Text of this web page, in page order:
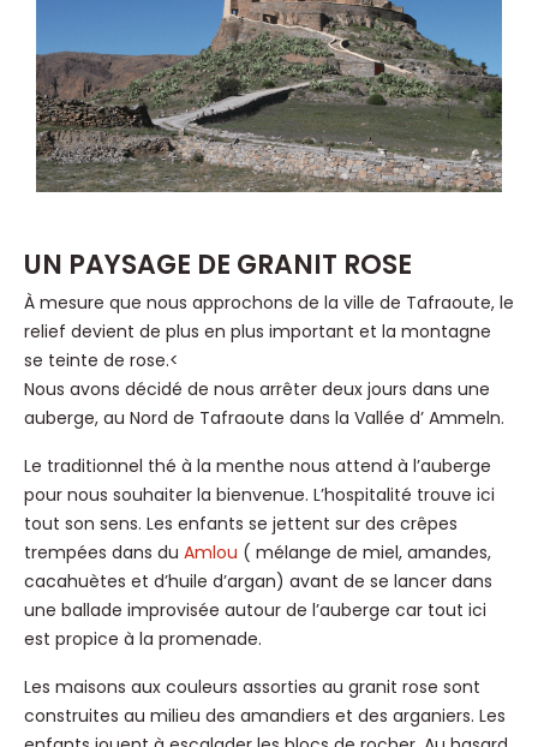
UN PAYSAGE DE GRANIT ROSE
À mesure que nous approchons de la ville de Tafraoute, le
relief devient de plus en plus important et la montagne
se teinte de rose.<
Nous avons décidé de nous arrêter deux jours dans une
auberge, au Nord de Tafraoute dans la Vallée d’ Ammeln.
Le traditionnel thé à la menthe nous attend à l’auberge
pour nous souhaiter la bienvenue. L’hospitalité trouve ici
tout son sens. Les enfants se jettent sur des crêpes
trempées dans du Amlou ( mélange de miel, amandes,
cacahuètes et d’huile d’argan) avant de se lancer dans
une ballade improvisée autour de l’auberge car tout ici
est propice à la promenade.
Les maisons aux couleurs assorties au granit rose sont
construites au milieu des amandiers et des arganiers. Les